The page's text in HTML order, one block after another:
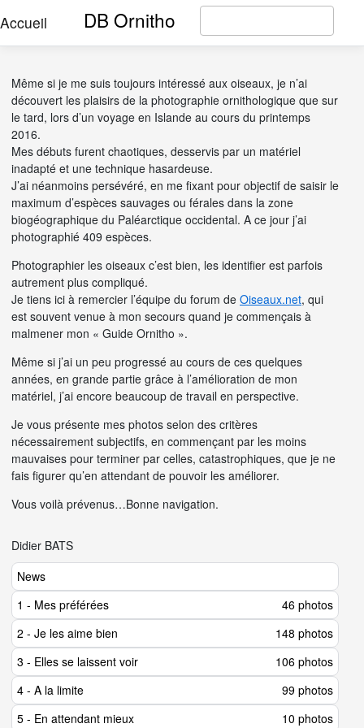
Accueil DB Ornitho
Même si je me suis toujours intéressé aux oiseaux, je n’ai
découvert les plaisirs de la photographie ornithologique que sur
le tard, lors d’un voyage en Islande au cours du printemps
2016.
Mes débuts furent chaotiques, desservis par un matériel
inadapté et une technique hasardeuse.
J’ai néanmoins persévéré, en me fixant pour objectif de saisir le
maximum d’espèces sauvages ou férales dans la zone
biogéographique du Paléarctique occidental. A ce jour j’ai
photographié 409 espèces.
Photographier les oiseaux c’est bien, les identifier est parfois
autrement plus compliqué.
Je tiens ici à remercier l’équipe du forum de Oiseaux.net, qui
est souvent venue à mon secours quand je commençais à
malmener mon « Guide Ornitho ».
Même si j’ai un peu progressé au cours de ces quelques
années, en grande partie grâce à l’amélioration de mon
matériel, j’ai encore beaucoup de travail en perspective.
Je vous présente mes photos selon des critères
nécessairement subjectifs, en commençant par les moins
mauvaises pour terminer par celles, catastrophiques, que je ne
fais figurer qu’en attendant de pouvoir les améliorer.
Vous voilà prévenus…Bonne navigation.
Didier BATS
News
1 - Mes préférées
46 photos
2 - Je les aime bien
148 photos
3 - Elles se laissent voir
106 photos
4 - A la limite
99 photos
5 - En attendant mieux
10 photos